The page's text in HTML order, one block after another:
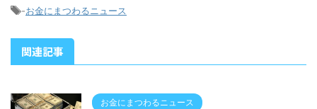
-お金にまつわるニュース
関連記事
お金にまつわるニュース